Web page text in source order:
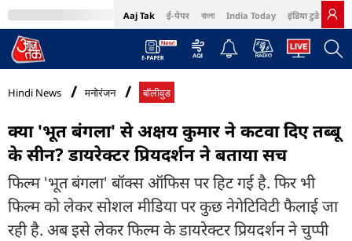
Aaj Tak ई-पेपर বাংলা India Today इंडिया टुडे हिंदी
MumbaiTak Cosmopolitan Harper's Bazaar Northeast
Hindi News मनोरंजन बॉलीवुड
क्या 'भूत बंगला' से अक्षय कुमार ने कटवा दिए तब्बू
के सीन? डायरेक्टर प्रियदर्शन ने बताया सच
फिल्म 'भूत बंगला' बॉक्स ऑफिस पर हिट गई है. फिर भी
फिल्म को लेकर सोशल मीडिया पर कुछ नेगेटिविटी फैलाई जा
रही है. अब इसे लेकर फिल्म के डायरेक्टर प्रियदर्शन ने चुप्पी